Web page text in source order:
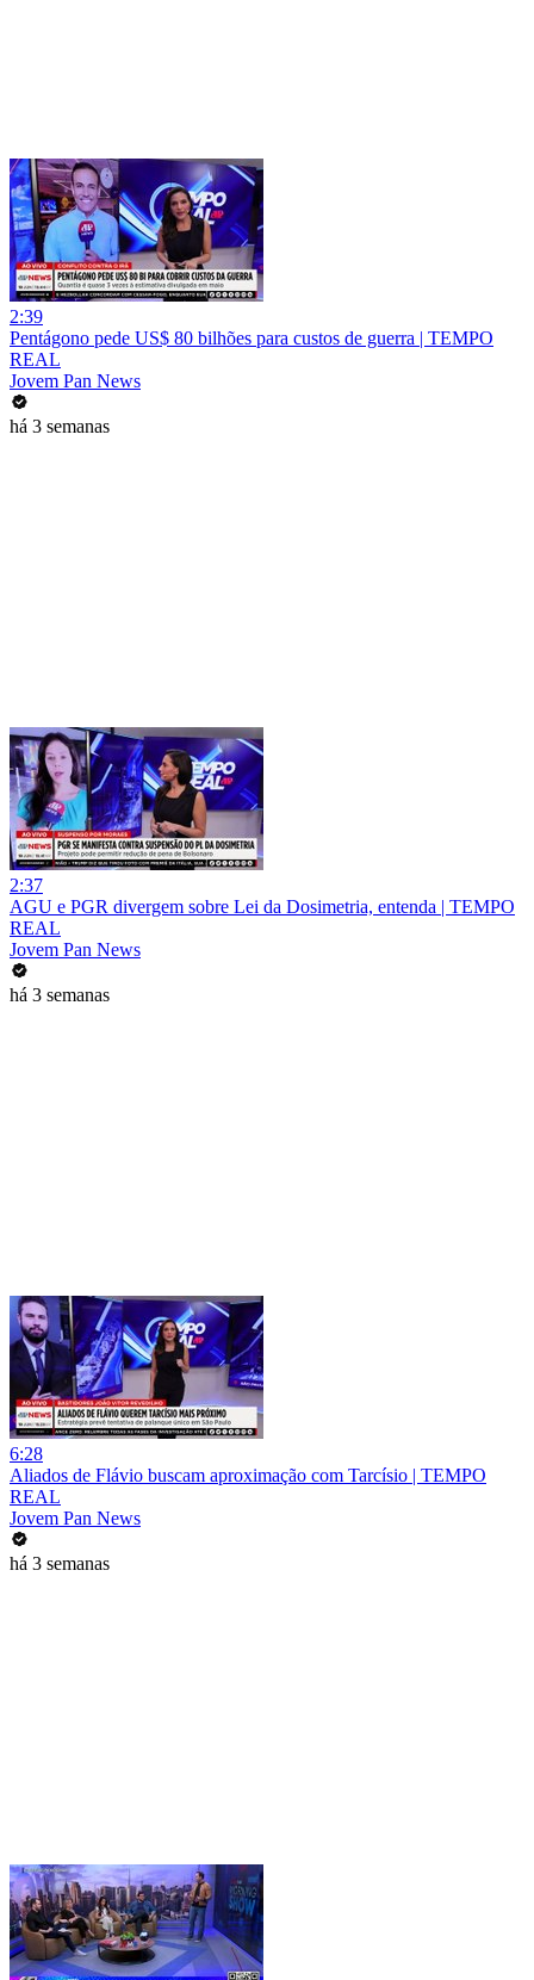
2:39
Pentágono pede US$ 80 bilhões para custos de guerra | TEMPO
REAL
Jovem Pan News
há 3 semanas
2:37
AGU e PGR divergem sobre Lei da Dosimetria, entenda | TEMPO
REAL
Jovem Pan News
há 3 semanas
6:28
Aliados de Flávio buscam aproximação com Tarcísio | TEMPO
REAL
Jovem Pan News
há 3 semanas